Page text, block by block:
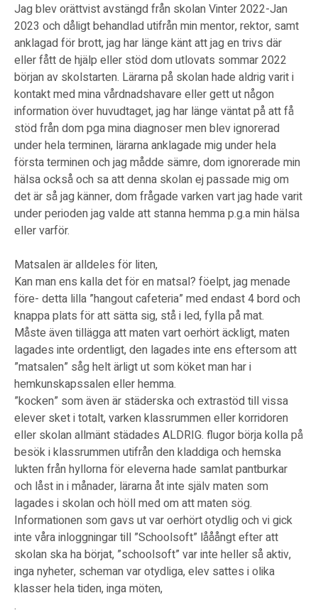
Jag blev orättvist avstängd från skolan Vinter 2022-Jan
2023 och dåligt behandlad utifrån min mentor, rektor, samt
anklagad för brott, jag har länge känt att jag en trivs där
eller fått de hjälp eller stöd dom utlovats sommar 2022
början av skolstarten. Lärarna på skolan hade aldrig varit i
kontakt med mina vårdnadshavare eller gett ut någon
information över huvudtaget, jag har länge väntat på att få
stöd från dom pga mina diagnoser men blev ignorerad
under hela terminen, lärarna anklagade mig under hela
första terminen och jag mådde sämre, dom ignorerade min
hälsa också och sa att denna skolan ej passade mig om
det är så jag känner, dom frågade varken vart jag hade varit
under perioden jag valde att stanna hemma p.g.a min hälsa
eller varför.
Matsalen är alldeles för liten,
Kan man ens kalla det för en matsal? föelpt, jag menade
före- detta lilla ”hangout cafeteria” med endast 4 bord och
knappa plats för att sätta sig, stå i led, fylla på mat.
Måste även tillägga att maten vart oerhört äckligt, maten
lagades inte ordentligt, den lagades inte ens eftersom att
”matsalen” såg helt ärligt ut som köket man har i
hemkunskapssalen eller hemma.
”kocken” som även är städerska och extrastöd till vissa
elever sket i totalt, varken klassrummen eller korridoren
eller skolan allmänt städades ALDRIG. flugor börja kolla på
besök i klassrummen utifrån den kladdiga och hemska
lukten från hyllorna för eleverna hade samlat pantburkar
och låst in i månader, lärarna åt inte själv maten som
lagades i skolan och höll med om att maten sög.
Informationen som gavs ut var oerhört otydlig och vi gick
inte våra inloggningar till ”Schoolsoft” lååångt efter att
skolan ska ha börjat, ”schoolsoft” var inte heller så aktiv,
inga nyheter, scheman var otydliga, elev sattes i olika
klasser hela tiden, inga möten,
.